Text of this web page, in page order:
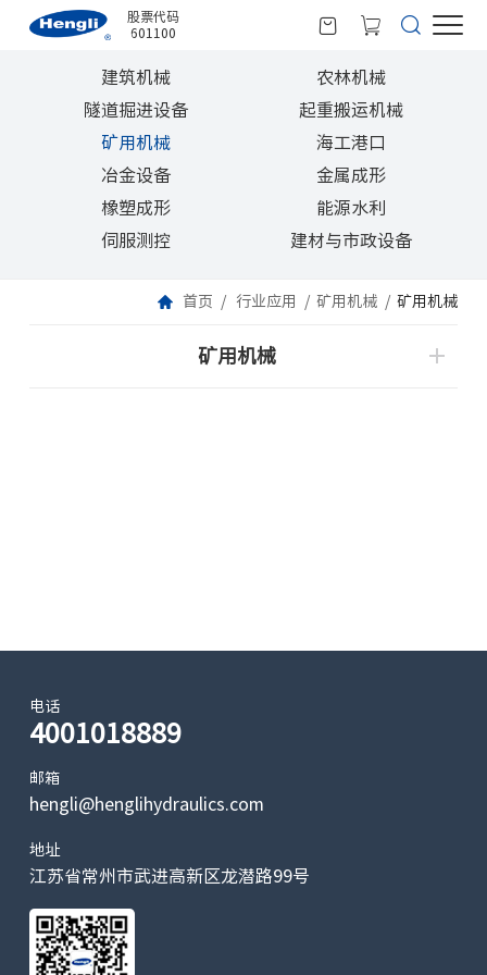
股票代码
601100
建筑机械
农林机械
隧道掘进设备
起重搬运机械
矿用机械
海工港口
冶金设备
金属成形
橡塑成形
能源水利
伺服测控
建材与市政设备
首页 行业应用 矿用机械 矿用机械
矿用机械
电话
4001018889
邮箱
hengli@henglihydraulics.com
地址
江苏省常州市武进高新区龙潜路99号